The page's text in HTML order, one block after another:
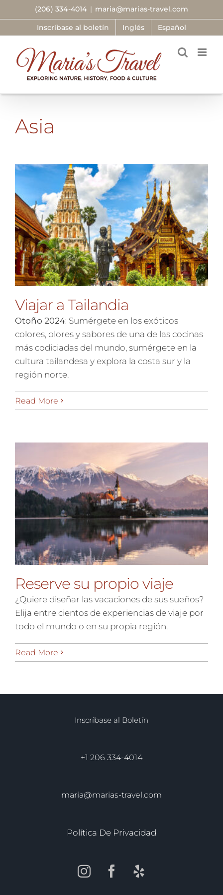
to
content
(206) 334-4014 | maria@marias-travel.com
Inscríbase al boletín Inglés Español
Asia
Viajar a Tailandia
Otoño 2024: Sumérgete en los exóticos
colores, olores y sabores de una de las cocinas
más codiciadas del mundo, sumérgete en la
cultura tailandesa y explora la costa sur y la
región norte.
Read More
Reserve su propio viaje
¿Quiere diseñar las vacaciones de sus sueños?
Elija entre cientos de experiencias de viaje por
todo el mundo o en su propia región.
Read More
Inscríbase al Boletín
+1 206 334-4014
maria@marias-travel.com
Política De Privacidad